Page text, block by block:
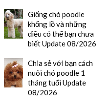
Giống chó poodle
khổng lồ và những
điều có thể bạn chưa
biết Update 08/2026
Chia sẻ với bạn cách
nuôi chó poodle 1
tháng tuổi Update
08/2026